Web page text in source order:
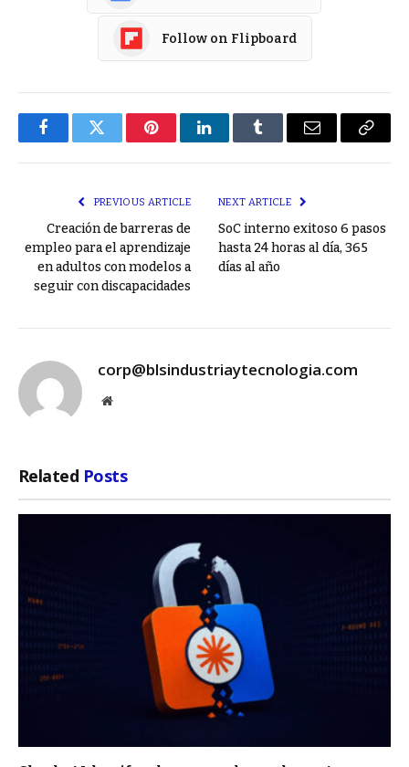
Follow on Flipboard
FacebookTwitter PinterestLinkedInTumblr Email
Copy
PREVIOUS ARTICLE
Creación de barreras de
empleo para el aprendizaje
en adultos con modelos a
seguir con discapacidades
NEXT ARTICLE
SoC interno exitoso 6 pasos
hasta 24 horas al día, 365
días al año
corp@blsindustriaytecnologia.com
Website
Related Posts